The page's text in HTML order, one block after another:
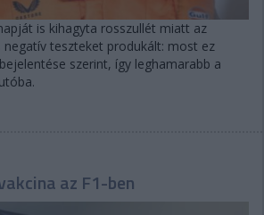
is kihagyta rosszullét miatt az
negatív teszteket produkált: most ez
szerint, így leghamarabb a
az F1-ben